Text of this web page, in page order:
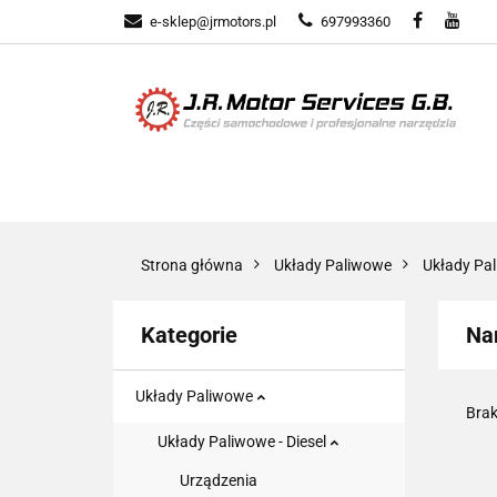
e-sklep@jrmotors.pl 697993360
UKŁADY
Strona główna Układy Paliwowe Układy
Kategorie
Układy Paliwowe
Układy Paliwowe - Diesel
Urządzenia